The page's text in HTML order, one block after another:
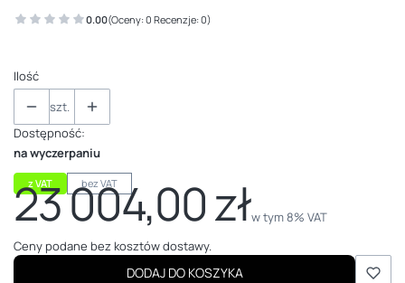
0.00(Oceny: 0 Recenzje: 0)
Ilość
szt.
Dostępność:
na wyczerpaniu
z VAT bez VAT
Cena
23 004,00 złw tym 8% VAT
w tym8% VAT
Ceny podane bez kosztów dostawy.
DODAJ DO KOSZYKA